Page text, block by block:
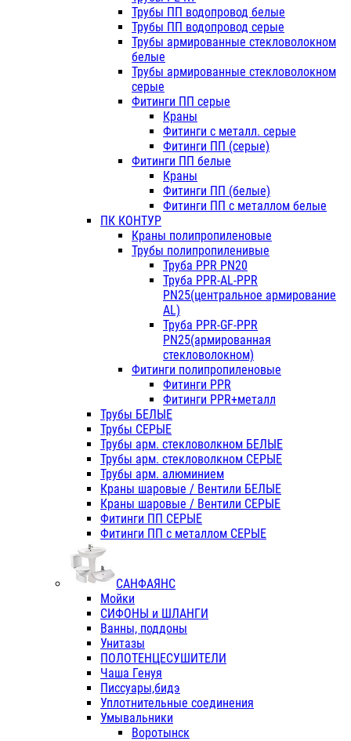
Трубы ПП водопровод белые
Трубы ПП водопровод серые
Трубы армированные стекловолокном
белые
Трубы армированные стекловолокном
серые
Фитинги ПП серые
Краны
Фитинги с металл. серые
Фитинги ПП (серые)
Фитинги ПП белые
Краны
Фитинги ПП (белые)
Фитинги ПП с металлом белые
ПК КОНТУР
Краны полипропиленовые
Трубы полипропиленивые
Труба PPR PN20
Труба PPR-AL-PPR
PN25(центральное армирование
AL)
Труба PPR-GF-PPR
PN25(армированная
стекловолокном)
Фитинги полипропиленовые
Фитинги PPR
Фитинги PPR+металл
Трубы БЕЛЫЕ
Трубы СЕРЫЕ
Трубы арм. стекловолкном БЕЛЫЕ
Трубы арм. стекловолкном СЕРЫЕ
Трубы арм. алюминием
Краны шаровые / Вентили БЕЛЫЕ
Краны шаровые / Вентили СЕРЫЕ
Фитинги ПП СЕРЫЕ
Фитинги ПП с металлом СЕРЫЕ
САНФАЯНС
Мойки
СИФОНЫ и ШЛАНГИ
Ванны, поддоны
Унитазы
ПОЛОТЕНЦЕСУШИТЕЛИ
Чаша Генуя
Писсуары,бидэ
Уплотнительные соединения
Умывальники
Воротынск